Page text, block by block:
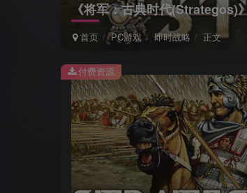
《将军：古典时代(Strategos)
首页 PC游戏 即时战略 正文
付费资源